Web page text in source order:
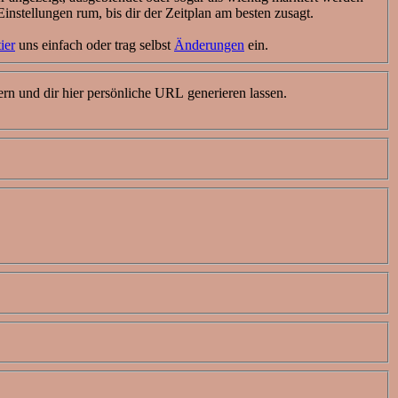
rum, bis dir der Zeitplan am besten zusagt.
uns einfach oder trag selbstÄnderungen ein.
und dir hier persönliche URL generieren lassen.